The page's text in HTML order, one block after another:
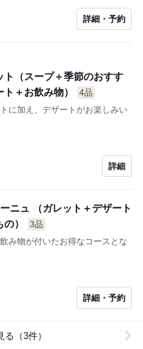
詳細・予約
ト（スープ＋季節のおすす
＋お飲み物）
4品
に加え、デザートがお楽しみい
詳細
ニュ （ガレット＋デザート
）
3品
み物が付いたお得なコースとな
詳細・予約
（3件）